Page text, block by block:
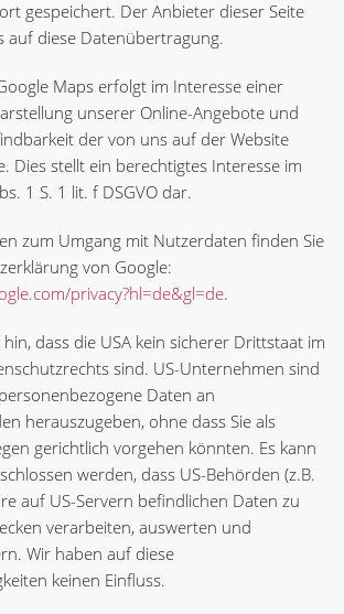
gespeichert. Der Anbieter dieser Seite
auf diese Datenübertragung.
Maps erfolgt im Interesse einer
unserer Online-Angebote und
der von uns auf der Website
Dies stellt ein berechtigtes Interesse im
1 S. 1 lit. f DSGVO dar.
zum Umgang mit Nutzerdaten finden Sie
von Google:
privacy?hl=de&gl=de.
dass die USA kein sicherer Drittstaat im
sind. US-Unternehmen sind
Daten an
herauszugeben, ohne dass Sie als
gerichtlich vorgehen könnten. Es kann
werden, dass US-Behörden (z.B.
auf US-Servern befindlichen Daten zu
verarbeiten, auswerten und
Wir haben auf diese
keinen Einfluss.